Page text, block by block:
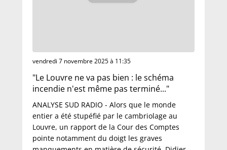
vendredi 7 novembre 2025 à 11:35
"Le Louvre ne va pas bien : le schéma
incendie n'est même pas terminé..."
ANALYSE SUD RADIO - Alors que le monde
entier a été stupéfié par le cambriolage au
Louvre, un rapport de la Cour des Comptes
pointe notamment du doigt les graves